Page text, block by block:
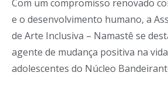
Com um compromisso renovado
e o desenvolvimento humano, a
de Arte Inclusiva – Namastê se
agente de mudança positiva na
adolescentes do Núcleo